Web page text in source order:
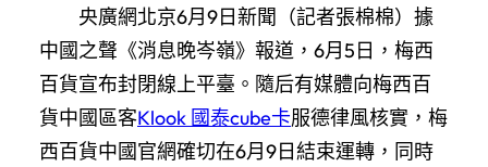
央廣網北京6月9日新聞（記者張棉棉）據
中國之聲《消息晚岑嶺》報道，6月5日，梅西
百貨宣布封閉線上平臺。隨后有媒體向梅西百
貨中國區客Klook 國泰cube卡服德律風核實，梅
西百貨中國官網確切在6月9日結束運轉，同時